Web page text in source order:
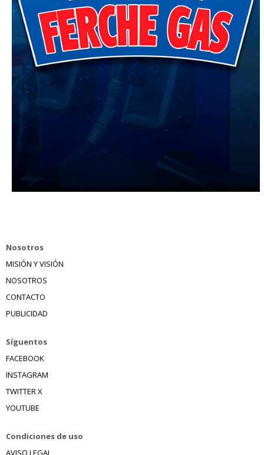
Nosotros
MISIÓN Y VISIÓN
NOSOTROS
CONTACTO
PUBLICIDAD
Síguentos
FACEBOOK
INSTAGRAM
TWITTER X
YOUTUBE
Condiciones de uso
AVISO LEGAL